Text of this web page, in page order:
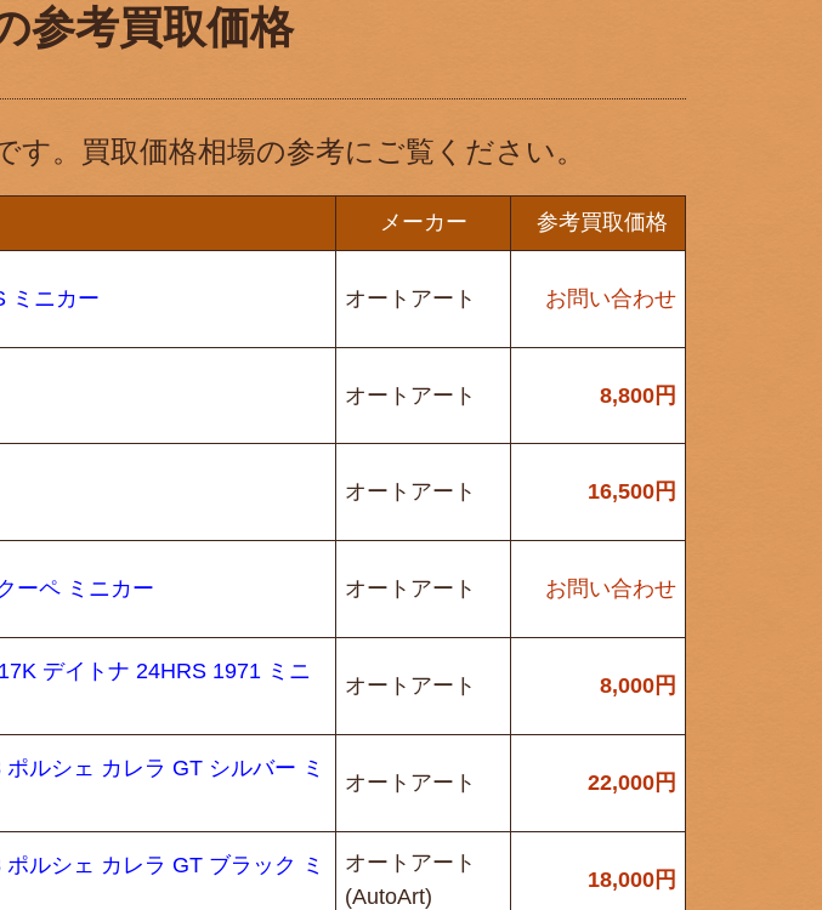
参考買取価格
。買取価格相場の参考にご覧ください。
メーカー 参考買取価格
ミニカー オートアート お問い合わせ
オートアート 8,800円
オートアート 16,500円
ーペ ミニカー オートアート お問い合わせ
デイトナ 24HRS 1971 ミニ
オートアート 8,000円
ルシェ カレラ GT シルバー ミ
オートアート 22,000円
ルシェ カレラ GT ブラック ミ
オートアート
(AutoArt)
18,000円